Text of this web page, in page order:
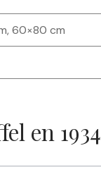
60×80 cm
en 1934